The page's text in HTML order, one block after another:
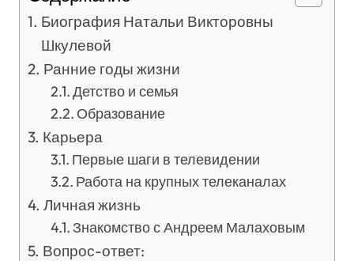
Биография Натальи Викторовны
Шкулевой
Ранние годы жизни
Детство и семья
Образование
Карьера
Первые шаги в телевидении
Работа на крупных телеканалах
Личная жизнь
Знакомство с Андреем Малаховым
Вопрос-ответ: